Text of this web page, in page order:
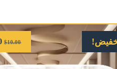
$10.00